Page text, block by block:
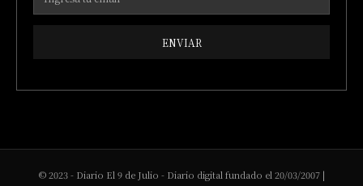
ENVIAR
© 2023 - Diario El 9 de Julio - Diario digital fundado el 20/03/2007 |